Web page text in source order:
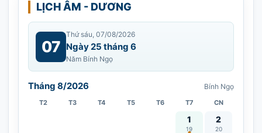
LỊCH ÂM - DƯƠNG
07
Thứ sáu, 07/08/2026
Ngày 25 tháng 6
Năm Bính Ngọ
Tháng 8/2026 Bính Ngọ
T2 T3 T4 T5 T6 T7 CN
1
19
Vía Quán Thế Âm
2
20